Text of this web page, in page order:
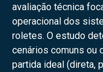
avaliação técnica
operacional dos
roletes. O estudo
cenários comuns ou
partida ideal (direta,